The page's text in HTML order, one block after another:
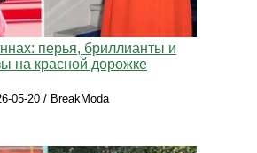
перья, бриллианты и
на красной дорожке
05-20 / BreakModa